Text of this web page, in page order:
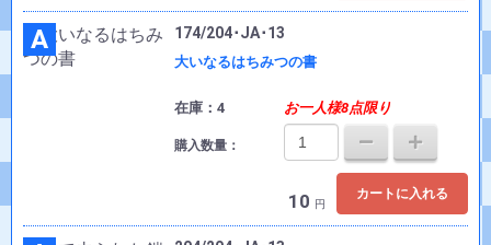
A 174/204･JA･13
大いなるはちみつの書
在庫：4 お一人様8点限り
購入数量：
10 円
カートに入れる